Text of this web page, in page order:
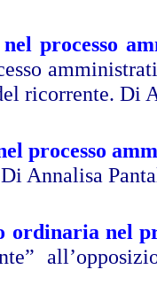
processo
ricorrente. Di
processo
Di Annalisa
ordinaria nel